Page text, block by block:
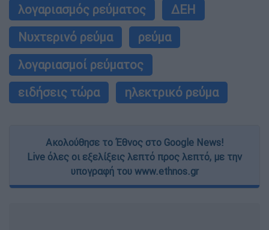
λογαριασμός ρεύματος
ΔΕΗ
Νυχτερινό ρεύμα
ρεύμα
λογαριασμοί ρεύματος
ειδήσεις τώρα
ηλεκτρικό ρεύμα
Ακολούθησε το Έθνος στο Google News!
Live όλες οι εξελίξεις λεπτό προς λεπτό, με την
υπογραφή του www.ethnos.gr